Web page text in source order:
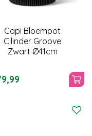
Capi Bloempot
Cilinder Groove
Zwart Ø41cm
,99